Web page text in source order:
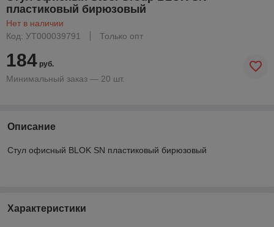
пластиковый бирюзовый
Нет в наличии
Код: УТ000039791
Только опт
184 руб.
Минимальный заказ — 20 шт.
Описание
Стул офисный BLOK SN пластиковый бирюзовый
Характеристики